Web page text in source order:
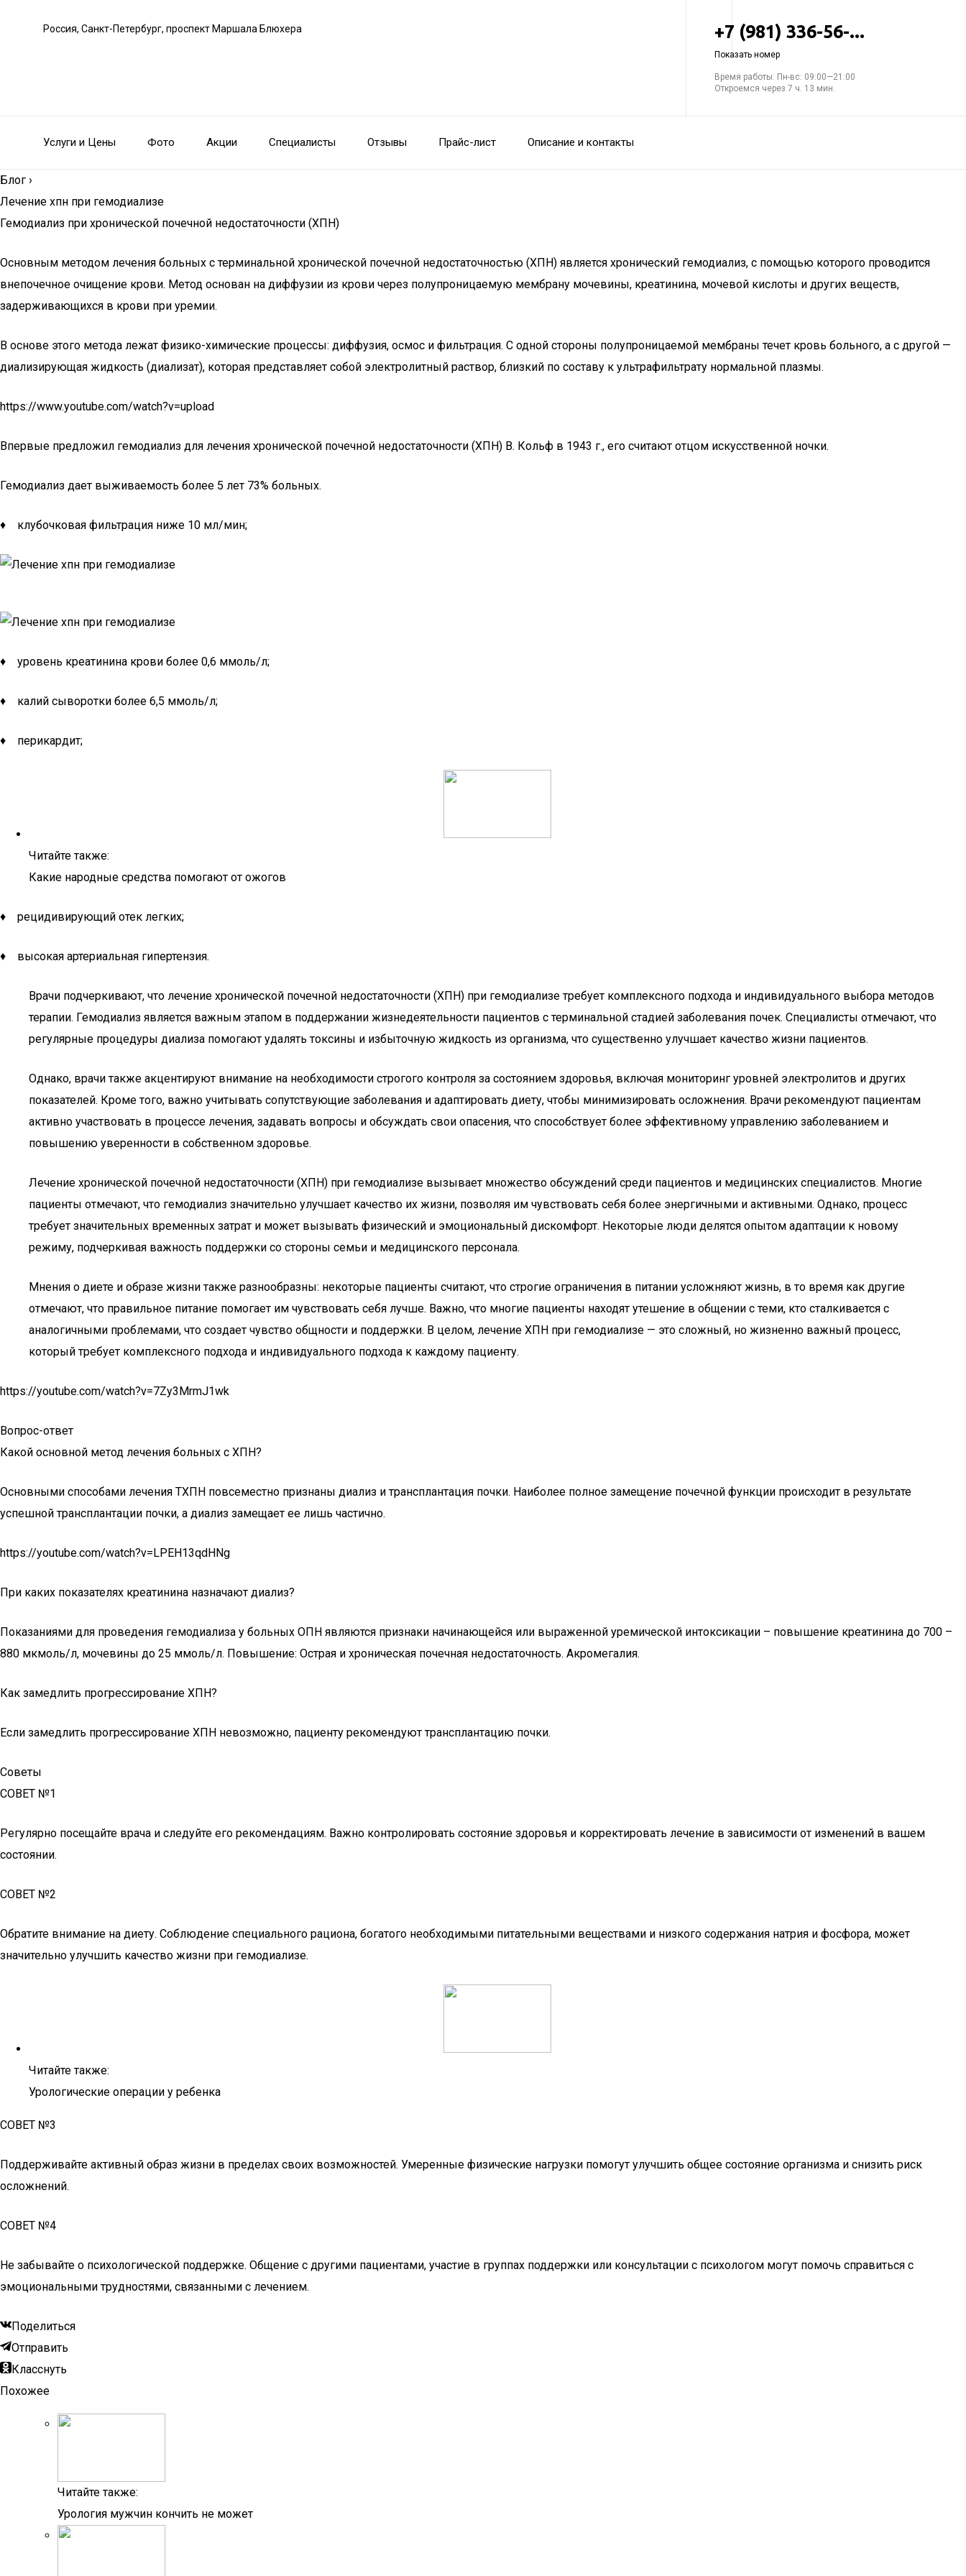
Россия, Санкт-Петербург, проспект Маршала Блюхера +7 (981) 336-56-...
Показать номер
Время работы: Пн-вс: 09:00—21:00
Откроемся через 7 ч. 13 мин.
Услуги и Цены Фото Акции Специалисты Отзывы Прайс-лист Описание и контакты
Блог ›
Лечение хпн при гемодиализе
Гемодиализ при хронической почечной недостаточности (ХПН)
Основным методом лечения больных с терминальной хронической почечной недостаточностью (ХПН) является хронический гемодиализ, с помощью которого проводится
внепочечное очищение крови. Метод основан на диффузии из крови через полупроницаемую мембрану мочевины, креатинина, мочевой кислоты и других веществ,
задерживающихся в крови при уремии.
В основе этого метода лежат физико-химические процессы: диффузия, осмос и фильтрация. С одной стороны полупроницаемой мембраны течет кровь больного, а с другой —
диализирующая жидкость (диализат), которая представляет собой электролитный раствор, близкий по составу к ультрафильтрату нормальной плазмы.
https://www.youtube.com/watch?v=upload
Впервые предложил гемодиализ для лечения хронической почечной недостаточности (ХПН) В. Кольф в 1943 г., его считают отцом искусственной ночки.
Гемодиализ дает выживаемость более 5 лет 73% больных.
♦ клубочковая фильтрация ниже 10 мл/мин;
♦ уровень креатинина крови более 0,6 ммоль/л;
♦ калий сыворотки более 6,5 ммоль/л;
♦ перикардит;
Читайте также:
Какие народные средства помогают от ожогов
♦ рецидивирующий отек легких;
♦ высокая артериальная гипертензия.
Врачи подчеркивают, что лечение хронической почечной недостаточности (ХПН) при гемодиализе требует комплексного подхода и индивидуального выбора методов
терапии. Гемодиализ является важным этапом в поддержании жизнедеятельности пациентов с терминальной стадией заболевания почек. Специалисты отмечают, что
регулярные процедуры диализа помогают удалять токсины и избыточную жидкость из организма, что существенно улучшает качество жизни пациентов.
Однако, врачи также акцентируют внимание на необходимости строгого контроля за состоянием здоровья, включая мониторинг уровней электролитов и других
показателей. Кроме того, важно учитывать сопутствующие заболевания и адаптировать диету, чтобы минимизировать осложнения. Врачи рекомендуют пациентам
активно участвовать в процессе лечения, задавать вопросы и обсуждать свои опасения, что способствует более эффективному управлению заболеванием и
повышению уверенности в собственном здоровье.
Лечение хронической почечной недостаточности (ХПН) при гемодиализе вызывает множество обсуждений среди пациентов и медицинских специалистов. Многие
пациенты отмечают, что гемодиализ значительно улучшает качество их жизни, позволяя им чувствовать себя более энергичными и активными. Однако, процесс
требует значительных временных затрат и может вызывать физический и эмоциональный дискомфорт. Некоторые люди делятся опытом адаптации к новому
режиму, подчеркивая важность поддержки со стороны семьи и медицинского персонала.
Мнения о диете и образе жизни также разнообразны: некоторые пациенты считают, что строгие ограничения в питании усложняют жизнь, в то время как другие
отмечают, что правильное питание помогает им чувствовать себя лучше. Важно, что многие пациенты находят утешение в общении с теми, кто сталкивается с
аналогичными проблемами, что создает чувство общности и поддержки. В целом, лечение ХПН при гемодиализе — это сложный, но жизненно важный процесс,
который требует комплексного подхода и индивидуального подхода к каждому пациенту.
https://youtube.com/watch?v=7Zy3MrmJ1wk
Вопрос-ответ
Какой основной метод лечения больных с ХПН?
Основными способами лечения ТХПН повсеместно признаны диализ и трансплантация почки. Наиболее полное замещение почечной функции происходит в результате
успешной трансплантации почки, а диализ замещает ее лишь частично.
https://youtube.com/watch?v=LPEH13qdHNg
При каких показателях креатинина назначают диализ?
Показаниями для проведения гемодиализа у больных ОПН являются признаки начинающейся или выраженной уремической интоксикации – повышение креатинина до 700 –
880 мкмоль/л, мочевины до 25 ммоль/л. Повышение: Острая и хроническая почечная недостаточность. Акромегалия.
Как замедлить прогрессирование ХПН?
Если замедлить прогрессирование ХПН невозможно, пациенту рекомендуют трансплантацию почки.
Советы
СОВЕТ №1
Регулярно посещайте врача и следуйте его рекомендациям. Важно контролировать состояние здоровья и корректировать лечение в зависимости от изменений в вашем
состоянии.
СОВЕТ №2
Обратите внимание на диету. Соблюдение специального рациона, богатого необходимыми питательными веществами и низкого содержания натрия и фосфора, может
значительно улучшить качество жизни при гемодиализе.
Читайте также:
Урологические операции у ребенка
СОВЕТ №3
Поддерживайте активный образ жизни в пределах своих возможностей. Умеренные физические нагрузки помогут улучшить общее состояние организма и снизить риск
осложнений.
СОВЕТ №4
Не забывайте о психологической поддержке. Общение с другими пациентами, участие в группах поддержки или консультации с психологом могут помочь справиться с
эмоциональными трудностями, связанными с лечением.
Поделиться
Отправить
Класснуть
Похожее
Читайте также:
Урология мужчин кончить не может